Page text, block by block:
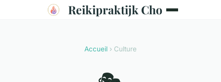
Reikipraktijk Cho
Accueil › Culture